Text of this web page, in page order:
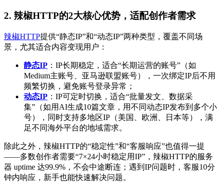
2. 辣椒HTTP的2大核心优势，适配创作者需求
辣椒HTTP提供“静态IP”和“动态IP”两种类型，覆盖不同场
景，尤其适合内容变现用户：
静态IP ：IP长期稳定，适合“长期运营的账号”（如
Medium主账号、亚马逊联盟账号），一次绑定IP后不用
频繁切换，避免账号登录异常；
动态IP ：IP可定时切换，适合“批量发文、数据采
集”（如用AI生成10篇文章，用不同动态IP发布到多个小
号），同时支持多地区IP（美国、欧洲、日本等），满
足不同海外平台的地域需求。
除此之外，辣椒HTTP的“稳定性”和“客服响应”也值得一提
——多数创作者需要“7×24小时稳定用IP”，辣椒HTTP的服务
器 uptime 达99.9%，不会中途断连；遇到IP问题时，客服10分
钟内响应，新手也能快速解决问题。